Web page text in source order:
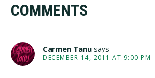
Interactions
COMMENTS
Carmen Tanu says
DECEMBER 14, 2011 AT 9:00 PM